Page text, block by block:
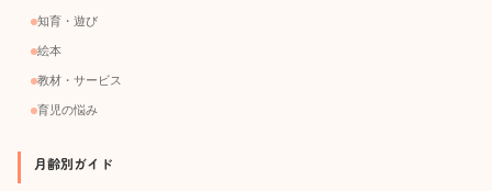
知育・遊び
絵本
教材・サービス
育児の悩み
月齢別ガイド